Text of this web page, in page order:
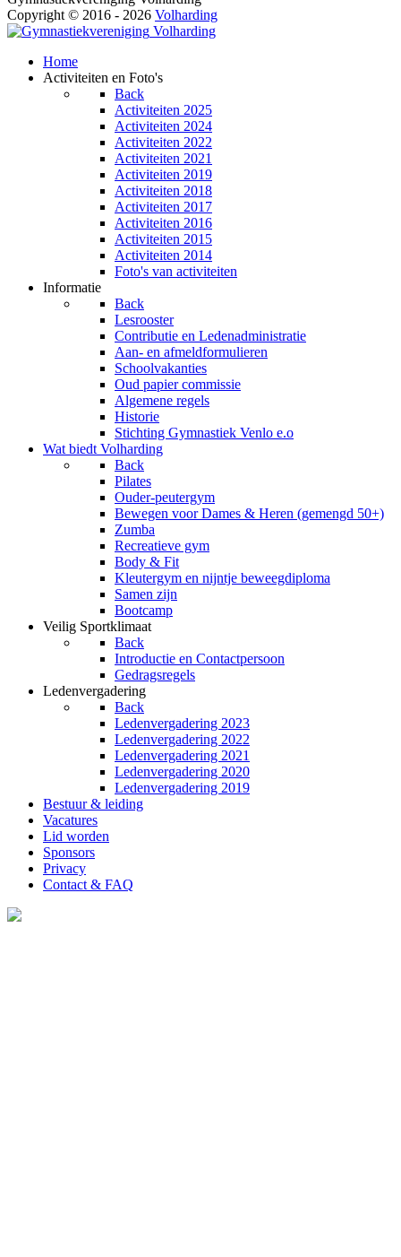
Copyright © 2016 - 2026 Volharding
Volharding
Home
Activiteiten en Foto's
Back
Activiteiten 2025
Activiteiten 2024
Activiteiten 2022
Activiteiten 2021
Activiteiten 2019
Activiteiten 2018
Activiteiten 2017
Activiteiten 2016
Activiteiten 2015
Activiteiten 2014
Foto's van activiteiten
Informatie
Back
Lesrooster
Contributie en Ledenadministratie
Aan- en afmeldformulieren
Schoolvakanties
Oud papier commissie
Algemene regels
Historie
Stichting Gymnastiek Venlo e.o
Wat biedt Volharding
Back
Pilates
Ouder-peutergym
Bewegen voor Dames & Heren (gemengd 50+)
Zumba
Recreatieve gym
Body & Fit
Kleutergym en nijntje beweegdiploma
Samen zijn
Bootcamp
Veilig Sportklimaat
Back
Introductie en Contactpersoon
Gedragsregels
Ledenvergadering
Back
Ledenvergadering 2023
Ledenvergadering 2022
Ledenvergadering 2021
Ledenvergadering 2020
Ledenvergadering 2019
Bestuur & leiding
Vacatures
Lid worden
Sponsors
Privacy
Contact & FAQ